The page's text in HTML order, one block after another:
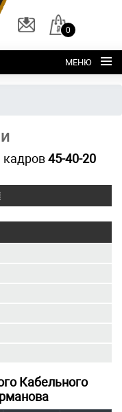
0
МЕНЮ
кадров45-40-20
Кабельного